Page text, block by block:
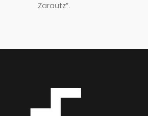
Zarautz”.